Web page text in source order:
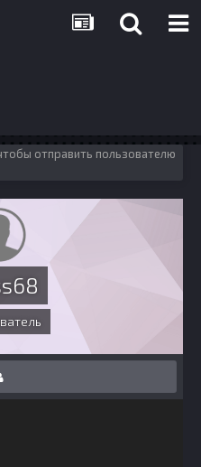
отправить пользователю